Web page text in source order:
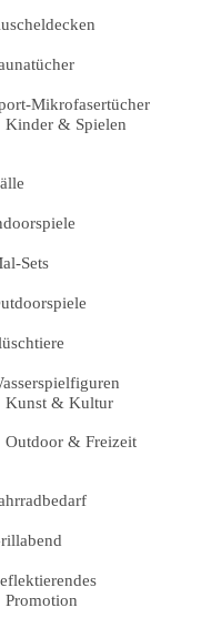
Mikrofasertücher
Kinder & Spielen
Sets
Kunst & Kultur
Outdoor & Freizeit
Promotion